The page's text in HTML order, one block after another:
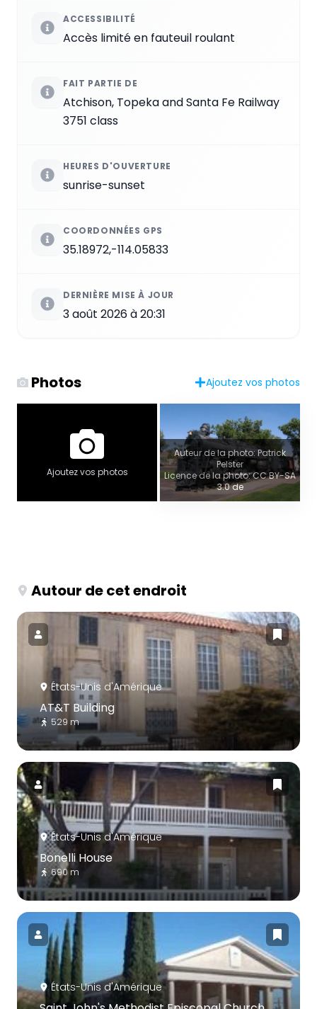
ACCESSIBILITÉ
Accès limité en fauteuil roulant
FAIT PARTIE DE
Atchison, Topeka and Santa Fe Railway
3751 class
HEURES D'OUVERTURE
sunrise-sunset
COORDONNÉES GPS
35.18972,-114.05833
DERNIÈRE MISE À JOUR
3 août 2026 à 20:31
Photos Ajoutez vos photos
Ajoutez vos photos
Auteur de la photo: Patrick
Pelster
Licence de la photo: CC BY-SA
3.0 de
Autour de cet endroit
États-Unis d'Amérique
AT&T Building
529 m
États-Unis d'Amérique
Bonelli House
690 m
États-Unis d'Amérique